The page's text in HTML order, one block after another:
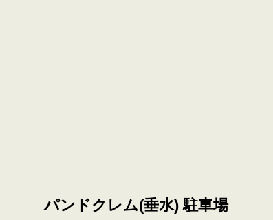
パンドクレム(垂水) 駐車場